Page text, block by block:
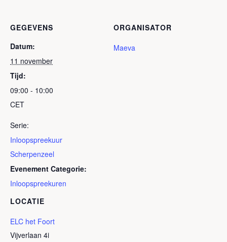
GEGEVENS
Datum:
11 november
Tijd:
09:00 - 10:00
CET
Serie:
Inloopspreekuur
Scherpenzeel
Evenement Categorie:
Inloopspreekuren
LOCATIE
ELC het Foort
Vijverlaan 4i
ORGANISATOR
Maeva